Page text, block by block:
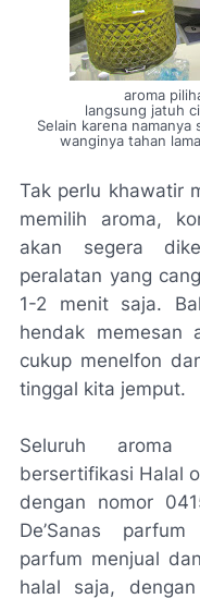
aroma
langsung jatuh
Selain karena namanya
wanginya tahan
Tak perlu khawatir
memilih aroma,
akan segera
peralatan yang
1-2 menit saja.
hendak memesan
cukup menelfon
tinggal kita jemput.
Seluruh aroma
bersertifikasi Halal
dengan nomor
De’Sanas
parfum menjual
halal saja,